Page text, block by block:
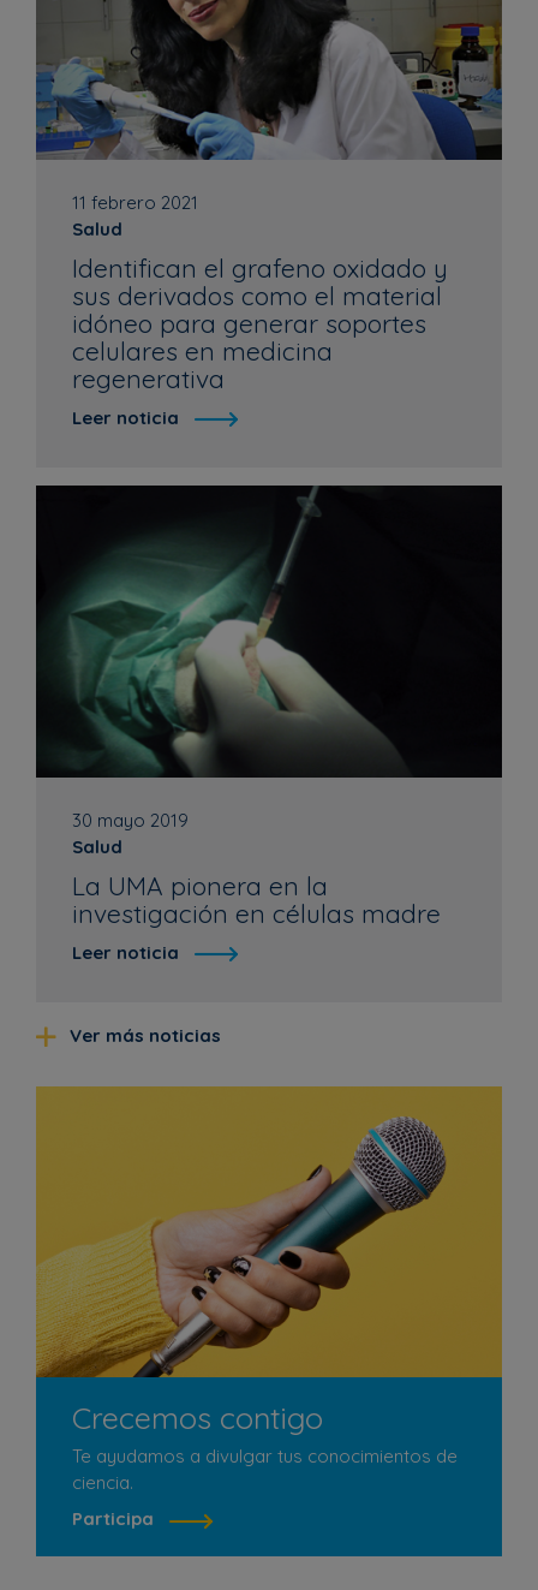
11 febrero 2021
Salud
Identifican el grafeno oxidado y
sus derivados como el material
idóneo para generar soportes
celulares en medicina
regenerativa
Leer noticia
30 mayo 2019
Salud
La UMA pionera en la
investigación en células madre
Leer noticia
Ver más noticias
Crecemos contigo
Te ayudamos a divulgar tus conocimientos de
ciencia.
Participa